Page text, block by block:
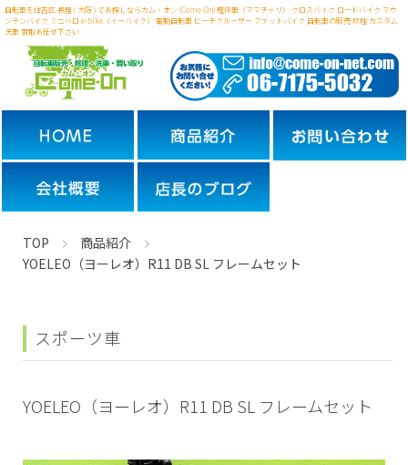
自転車を住吉区 長居 ( 大阪 ) でお探しならカム・オン (Come-On) 軽快車（ママチャリ） クロスバイク ロードバイク マウ
ンテンバイク ミニベロ e-bike（イーバイク） 電動自転車 ビーチクルーザー ファットバイク 自転車の販売 修理 カスタム
洗車 買取お任せ下さい
TOP
商品紹介
YOELEO（ヨーレオ）R11 DB SL フレームセット
スポーツ車
YOELEO（ヨーレオ）R11 DB SL フレームセット